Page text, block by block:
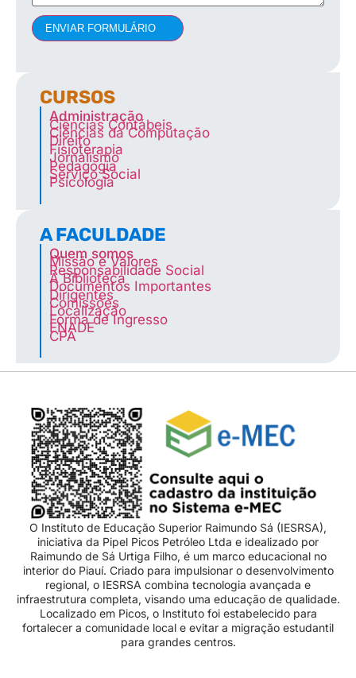
ENVIAR FORMULÁRIO
CURSOS
Administração
Ciências Contábeis
Ciências da Computação
Direito
Fisioterapia
Jornalismo
Pedagogia
Serviço Social
Psicologia
A FACULDADE
Quem somos
Missão e Valores
Responsabilidade Social
A Biblioteca
Documentos Importantes
Dirigentes
Comissões
Localização
Forma de Ingresso
ENADE
CPA
O Instituto de Educação Superior Raimundo Sá (IESRSA),
iniciativa da Pipel Picos Petróleo Ltda e idealizado por
Raimundo de Sá Urtiga Filho, é um marco educacional no
interior do Piauí. Criado para impulsionar o desenvolvimento
regional, o IESRSA combina tecnologia avançada e
infraestrutura completa, visando uma educação de qualidade.
Localizado em Picos, o Instituto foi estabelecido para
fortalecer a comunidade local e evitar a migração estudantil
para grandes centros.